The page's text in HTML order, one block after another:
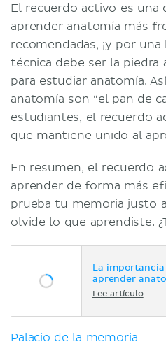
El recuerdo activo es una
aprender anatomía más
recomendadas, ¡y por
técnica debe ser la
para estudiar anatomía.
anatomía son “el pan de
estudiantes, el recuerdo
que mantiene unido al
En resumen, el recuerdo
aprender de forma más
prueba tu memoria justo
olvide lo que aprendiste.
La
aprender
Lee artículo
Palacio de la memoria